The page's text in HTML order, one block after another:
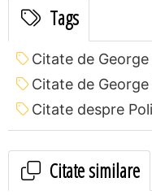
Tags
Citate de George
Citate de
Citate despre
Citate similare